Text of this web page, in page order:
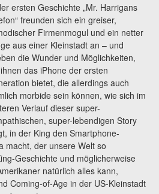
ersten Geschichte „Mr. Harrigans
freunden sich ein greiser,
Firmenmogul und ein netter
aus einer Kleinstadt an – und
die Wunder und Möglichkeiten,
das iPhone der ersten
bietet, die allerdings auch
morbide sein können, wie sich im
Verlauf dieser super-
super-lebendigen Story
in der King den Smartphone-
macht, der unsere Welt so
Geschichte und möglicherweise
natürlich alles kann,
Coming-of-Age in der US-Kleinstadt